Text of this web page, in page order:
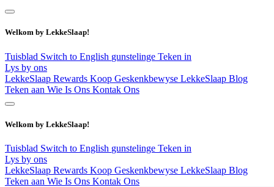
Welkom by LekkeSlaap!
Tuisblad Switch to English gunstelinge Teken in
Lys by ons
LekkeSlaap Rewards Koop Geskenkbewyse LekkeSlaap Blog
Teken aan Wie Is Ons Kontak Ons
Welkom by LekkeSlaap!
Tuisblad Switch to English gunstelinge Teken in
Lys by ons
LekkeSlaap Rewards Koop Geskenkbewyse LekkeSlaap Blog
Teken aan Wie Is Ons Kontak Ons